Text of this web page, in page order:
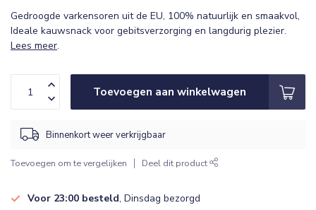
Gedroogde varkensoren uit de EU, 100% natuurlijk en smaakvol,
Ideale kauwsnack voor gebitsverzorging en langdurig plezier.
Lees meer.
Toevoegen aan winkelwagen
Binnenkort weer verkrijgbaar
Toevoegen om te vergelijken Deel dit product
Voor 23:00 besteld, Dinsdag bezorgd